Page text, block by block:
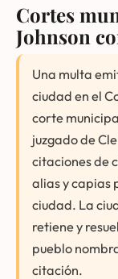
Cortes
Johnson
Una multa
ciudad en el
corte
juzgado de
citaciones de
alias y capias
ciudad. La
retiene y
pueblo
citación.